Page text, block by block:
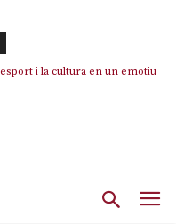
i la cultura en un emotiu
a Girona pels àudios però